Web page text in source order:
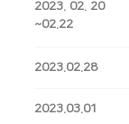
2023. 02. 20
~02.22
2023.02.28
2023.03.01